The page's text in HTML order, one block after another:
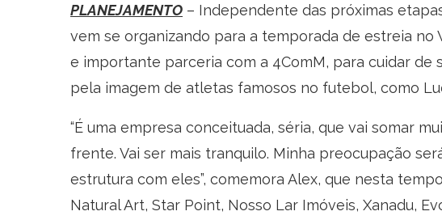
PLANEJAMENTO – Independente das próximas
vem se organizando para a temporada de estreia no
e importante parceria com a 4ComM, para cuidar de
pela imagem de atletas famosos no futebol, como
“É uma empresa conceituada, séria, que vai somar
frente. Vai ser mais tranquilo. Minha preocupação
estrutura com eles”, comemora Alex, que nesta
Natural Art, Star Point, Nosso Lar Imóveis, Xanadu,